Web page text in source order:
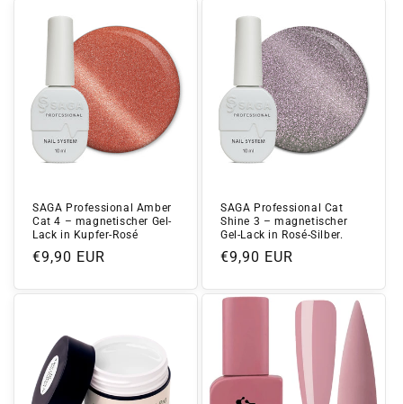
SAGA Professional Amber
Cat 4 – magnetischer Gel-
Lack in Kupfer-Rosé
Normaler
€9,90 EUR
SAGA Professional Cat
Shine 3 – magnetischer
Gel-Lack in Rosé-Silber.
Normaler
€9,90 EUR